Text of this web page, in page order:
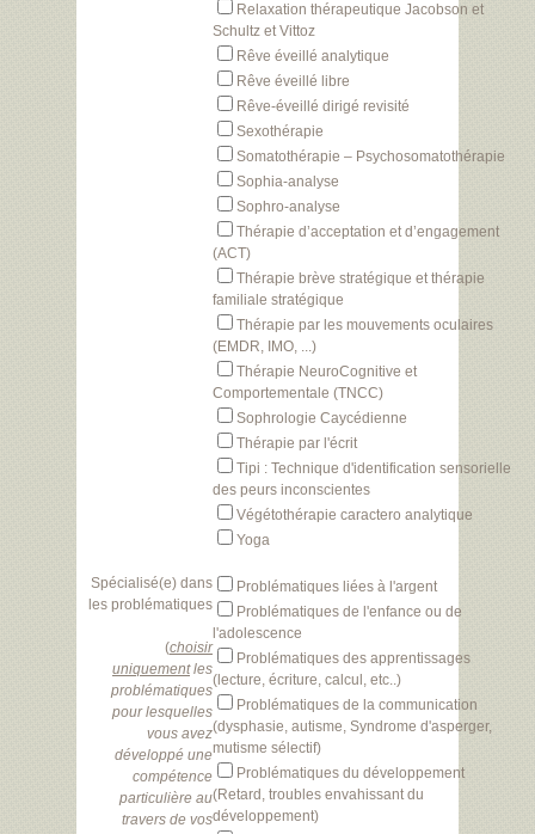
Relaxation thérapeutique Jacobson et
Schultz et Vittoz
Rêve éveillé analytique
Rêve éveillé libre
Rêve-éveillé dirigé revisité
Sexothérapie
Somatothérapie – Psychosomatothérapie
Sophia-analyse
Sophro-analyse
Thérapie d’acceptation et d’engagement
(ACT)
Thérapie brève stratégique et thérapie
familiale stratégique
Thérapie par les mouvements oculaires
(EMDR, IMO, ...)
Thérapie NeuroCognitive et
Comportementale (TNCC)
Sophrologie Caycédienne
Thérapie par l'écrit
Tipi : Technique d'identification sensorielle
des peurs inconscientes
Végétothérapie caractero analytique
Yoga
Spécialisé(e) dans
les problématiques
(choisir
uniquementles
problématiques
pour lesquelles
vous avez
développé une
compétence
particulière au
travers de vos
Problématiques liées à l'argent
Problématiques de l'enfance ou de
l'adolescence
Problématiques des apprentissages
(lecture, écriture, calcul, etc..)
Problématiques de la communication
(dysphasie, autisme, Syndrome d'asperger,
mutisme sélectif)
Problématiques du développement
(Retard, troubles envahissant du
développement)